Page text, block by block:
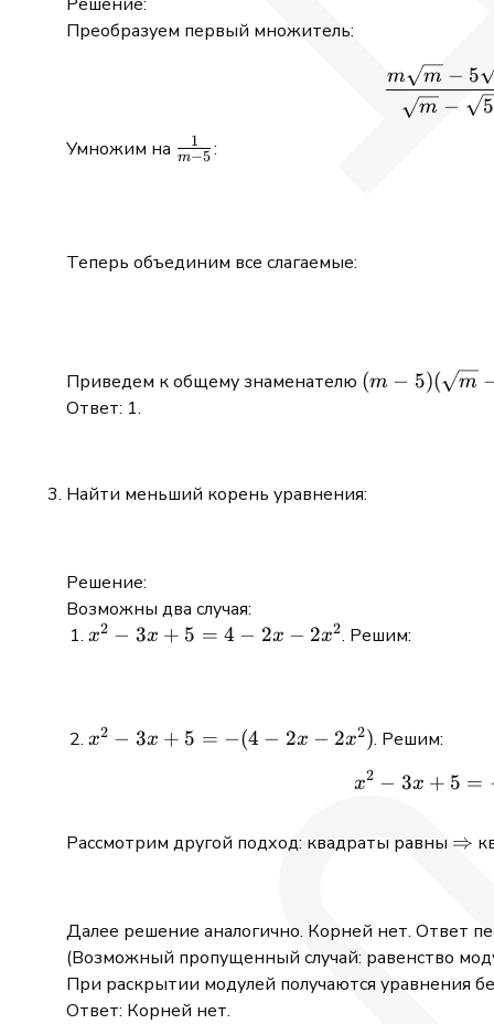
Преобразуем первый множитель:
m − 5
m m − 5
Умножим на \frac{1}
m−5
1 :
Теперь объединим все слагаемые:
Приведем к общему знаменателю (m -5)
(m − 5)( m
Ответ: 1.
Найти меньший корень уравнения:
Решение:
Возможны два случая:
x^2
-2x^2
x2 − 3x + 5 = 4 − 2x − 2x2. Решим:
x^2
-2x
x2 − 3x + 5 = −(4 − 2x − 2x2). Решим:
x2 − 3x + 5 =
Рассмотрим другой подход: квадраты равны ⇒
Далее решение аналогично. Корней нет. Ответ
(Возможный пропущенный случай: равенство
При раскрытии модулей получаются уравнения
Ответ: Корней нет.